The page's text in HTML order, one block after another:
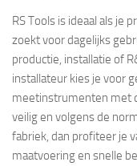
RS Tools is ideaal als je
zoekt voor dagelijks
productie, installatie of
installateur kies je voor
meetinstrumenten met
veilig en volgens de
fabriek, dan profiteer je
maatvoering en snelle